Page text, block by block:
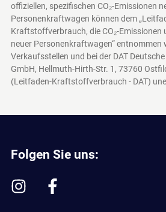
offiziellen, spezifischen CO₂-Emissionen
Personenkraftwagen können dem
Kraftstoffverbrauch, die CO₂-Emissionen
neuer Personenkraftwagen“ entnommen
Verkaufsstellen und bei der DAT
GmbH, Hellmuth-Hirth-Str. 1, 73760
(Leitfaden-Kraftstoffverbrauch - DAT)
Folgen Sie uns: